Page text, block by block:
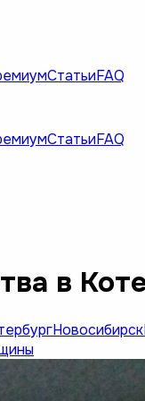
СтатьиFAQ
СтатьиFAQ
в
Новосибирск